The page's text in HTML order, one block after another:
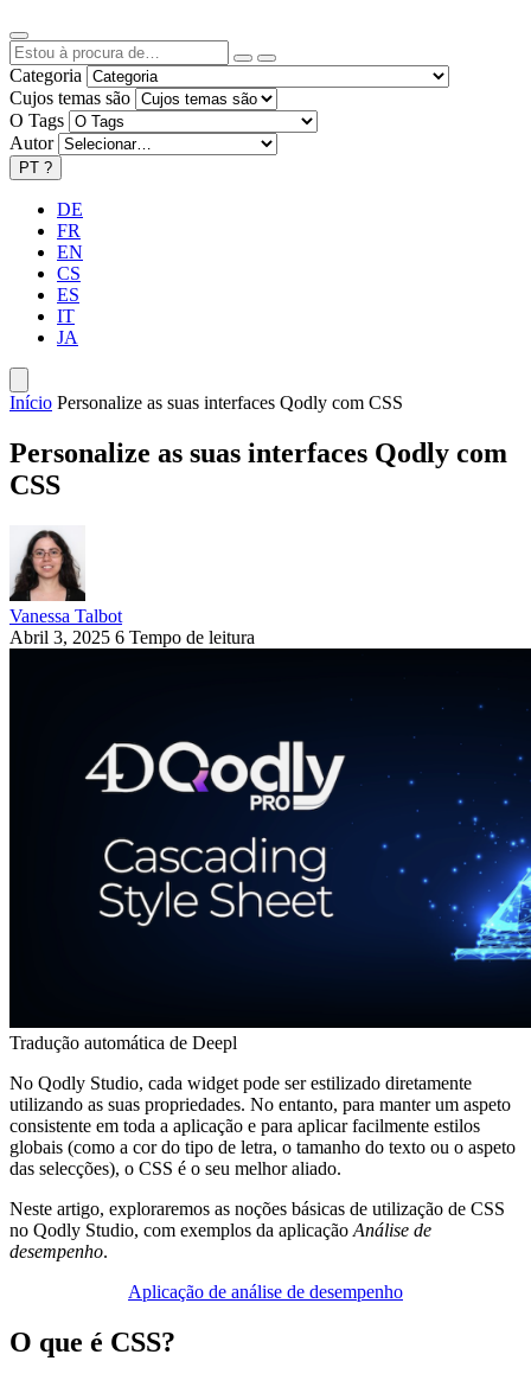
Categoria
Cujos temas são
O Tags
Autor
PT ?
DE
FR
EN
CS
ES
IT
JA
Início Personalize as suas interfaces Qodly com CSS
Personalize as suas interfaces Qodly com
CSS
Vanessa Talbot
Abril 3, 2025 6 Tempo de leitura
Tradução automática de Deepl
No Qodly Studio, cada widget pode ser estilizado diretamente
utilizando as suas propriedades. No entanto, para manter um aspeto
consistente em toda a aplicação e para aplicar facilmente estilos
globais (como a cor do tipo de letra, o tamanho do texto ou o aspeto
das selecções), o CSS é o seu melhor aliado.
Neste artigo, exploraremos as noções básicas de utilização de CSS
no Qodly Studio, com exemplos da aplicação Análise de
desempenho.
Aplicação de análise de desempenho
O que é CSS?